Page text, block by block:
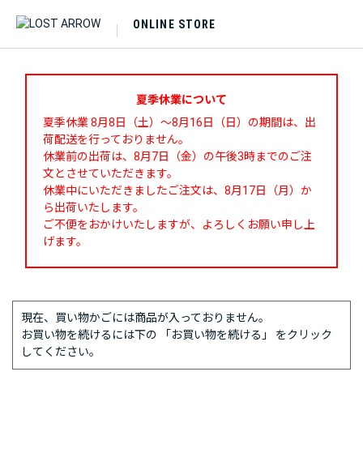
ONLINE STORE
夏季休業について
夏季休業 8月8日（土）～8月16日（日）の期間は、出
荷配送を行っておりません。
休業前の出荷は、8月7日（金）の午後3時までのご注
文とさせていただきます。
休業中にいただきましたご注文は、8月17日（月）か
ら出荷いたします。
ご不便をおかけいたしますが、よろしくお願い申し上
げます。
現在、買い物かごには商品が入っておりません。
お買い物を続けるには下の 「お買い物を続ける」 をクリック
してください。